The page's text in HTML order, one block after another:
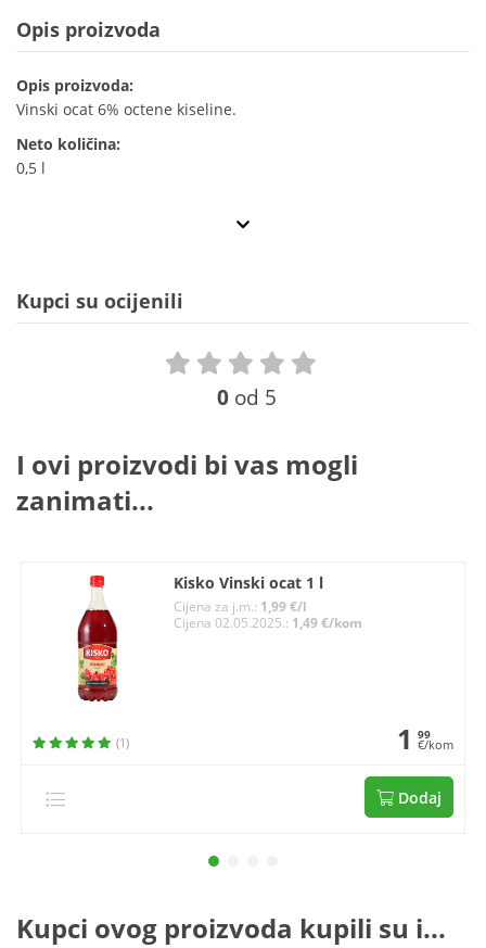
Opis proizvoda
Opis proizvoda:
Vinski ocat 6% octene kiseline.
Neto količina:
0,5 l
Kupci su ocijenili
0 od 5
I ovi proizvodi bi vas mogli
zanimati...
Kisko Vinski ocat 1 l
Cijena za j.m.: 1,99 €/l
Cijena 02.05.2025.: 1,49 €/kom
(1) 1 99
€/kom
Dodaj
Kupci ovog proizvoda kupili su i...